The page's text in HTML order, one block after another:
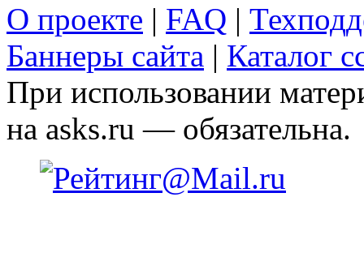
О проекте | FAQ |
Баннеры сайта | Каталог
При использовании
на asks.ru — обязательна.